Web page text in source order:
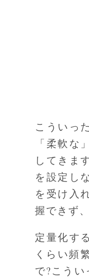
こういっ
「柔軟な
してきま
を設定し
を受け入
握できず
定量化す
くらい頻
で?こう